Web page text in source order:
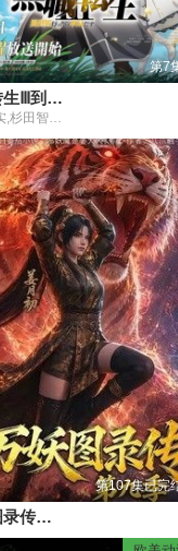
第7
无职转生Ⅲ到了异世界就拿出真本事無職転生Ⅲ
内山夕实,杉田智和,小原好美,茅野爱衣,金元寿子,Lynn,会泽纱弥,高田忧希,鹤冈聪,逢坂良太,田中理惠,诸星堇,上田丽奈,兴津和幸,若山诗音,小山力也
第107集已完
万妖图录传第九季